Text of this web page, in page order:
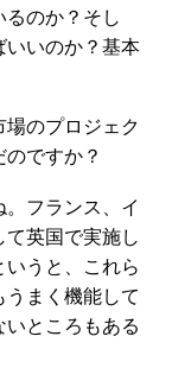
のか？そし
いいのか？基本
のプロジェク
ですか？
フランス、イ
英国で実施し
うと、これら
まく機能して
ところもある